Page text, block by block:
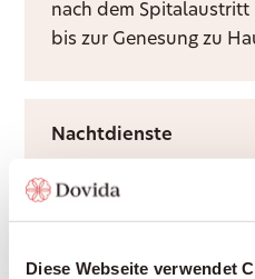
Diese Webseite verwendet
nach dem
bis zur Genesung zu
Nachtdienste
Ruhige Nächte für Sie
durch Rufbereitschaft